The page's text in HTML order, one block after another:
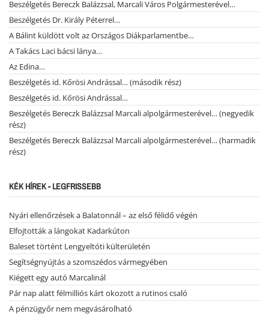
Beszélgetés Bereczk Balázzsal, Marcali Város Polgármesterével…
Beszélgetés Dr. Király Péterrel…
A Bálint küldött volt az Országos Diákparlamentbe…
A Takács Laci bácsi lánya…
Az Edina…
Beszélgetés id. Kőrösi Andrással… (második rész)
Beszélgetés id. Kőrösi Andrással…
Beszélgetés Bereczk Balázzsal Marcali alpolgármesterével… (negyedik
rész)
Beszélgetés Bereczk Balázzsal Marcali alpolgármesterével… (harmadik
rész)
KÉK HÍREK - LEGFRISSEBB
Nyári ellenőrzések a Balatonnál – az első félidő végén
Elfojtották a lángokat Kadarkúton
Baleset történt Lengyeltóti külterületén
Segítségnyújtás a szomszédos vármegyében
Kiégett egy autó Marcalinál
Pár nap alatt félmilliós kárt okozott a rutinos csaló
A pénzügyőr nem megvásárolható